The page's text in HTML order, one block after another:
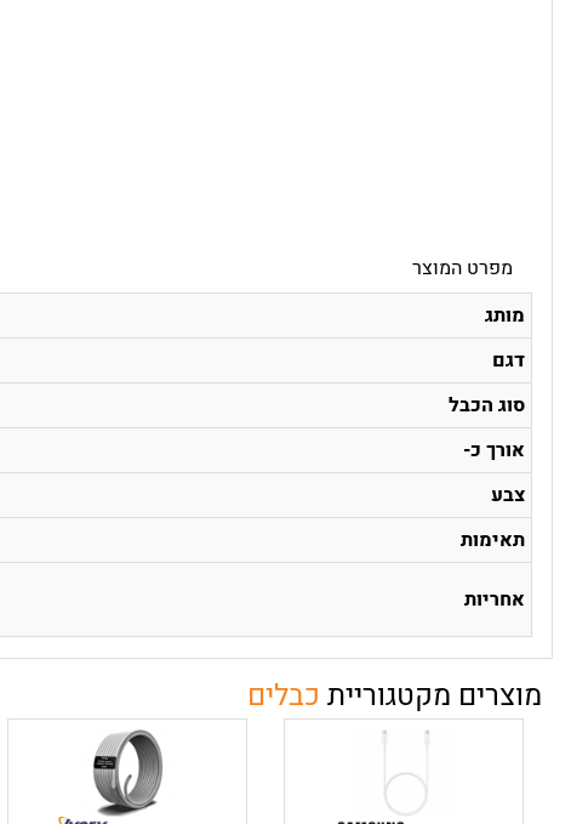
מפרט המוצר
מותג
דגם
סוג הכבל
אורך כ-
צבע
תאימות
אחריות
מוצרים מקטגוריית כבלים